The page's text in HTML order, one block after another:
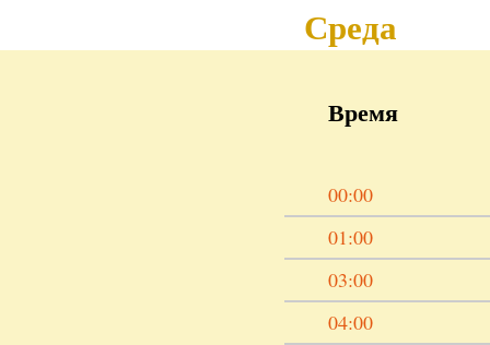
Среда
Время
00:00
01:00
03:00
04:00